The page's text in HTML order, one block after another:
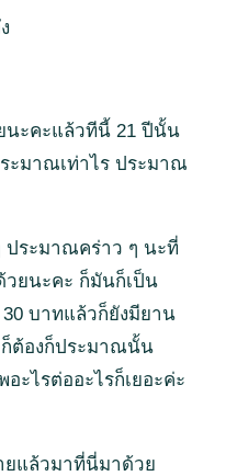
นะคะแล้วทีนี้ 21 ปีนั้น
ะมาณเท่าไร ประมาณ
ระมาณคร่าว ๆ นะที่
ยนะคะ ก็มันก็เป็น
บาทแล้วก็ยังมียาน
ก็ต้องก็ประมาณนั้น
ะไรต่ออะไรก็เยอะค่ะ
ยแล้วมาที่นี่มาด้วย